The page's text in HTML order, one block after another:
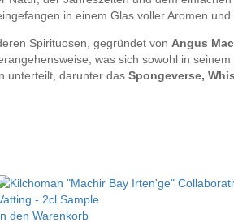
in einem Glas voller Aromen und
Spirituosen, gegründet von Angus
was sich sowohl in
unterteilt, darunter das Spongeverse,
den Warenkorb